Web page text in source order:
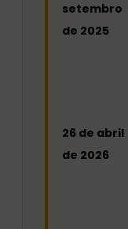
setembro
de 2025
26 de abril
de 2026